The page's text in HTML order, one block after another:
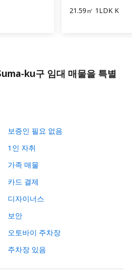
21.59㎡ 1LDK K
ku구 임대 매물을 특별
보증인 필요 없음
1인 자취
가족 매물
카드 결제
디자이너스
보안
오토바이 주차장
주차장 있음